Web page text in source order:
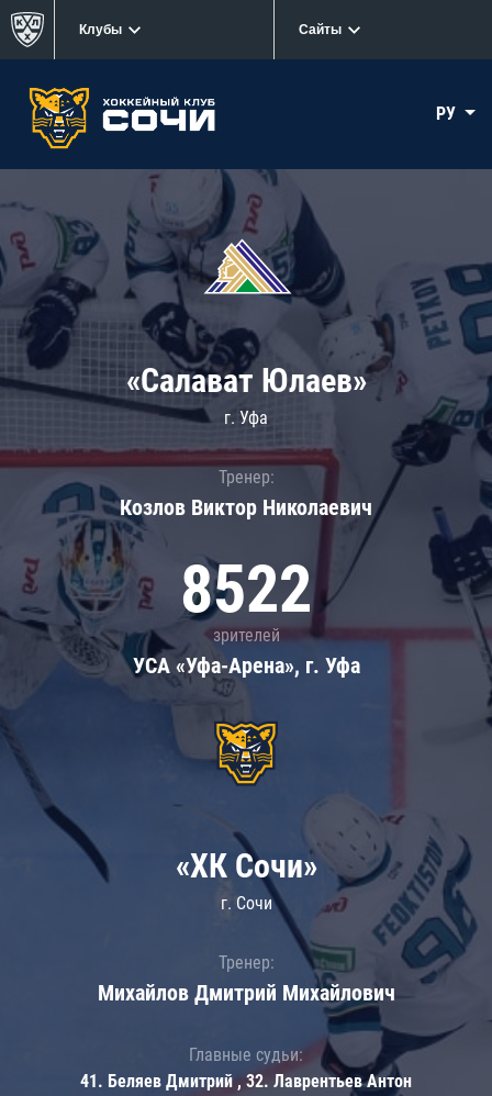
Клубы Сайты
РУ
«Салават Юлаев»
г. Уфа
Тренер:
Козлов Виктор Николаевич
8522
зрителей
УСА «Уфа-Арена», г. Уфа
«ХК Сочи»
г. Сочи
Тренер:
Михайлов Дмитрий Михайлович
Главные судьи:
41. Беляев Дмитрий , 32. Лаврентьев Антон